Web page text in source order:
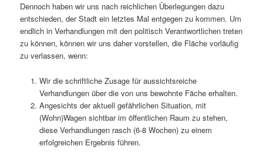
Dennoch haben wir uns nach reichlichen Überlegungen dazu
entschieden, der Stadt ein letztes Mal entgegen zu kommen. Um
endlich in Verhandlungen mit den politisch Verantwortlichen treten
zu können, können wir uns daher vorstellen, die Fläche vorläufig
zu verlassen, wenn:
Wir die schriftliche Zusage für aussichtsreiche
Verhandlungen über die von uns bewohnte Fäche erhalten.
Angesichts der aktuell gefährlichen Situation, mit
(Wohn)Wagen sichtbar im öffentlichen Raum zu stehen,
diese Verhandlungen rasch (6-8 Wochen) zu einem
erfolgreichen Ergebnis führen.